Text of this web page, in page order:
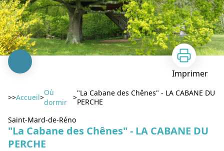
Voir l'image en plein écran
Imprimer
>>Accueil>
Où
dormir
>"La Cabane des Chênes" - LA CABANE DU
PERCHE
Saint-Mard-de-Réno
"La Cabane des Chênes" - LA CABANE DU
PERCHE